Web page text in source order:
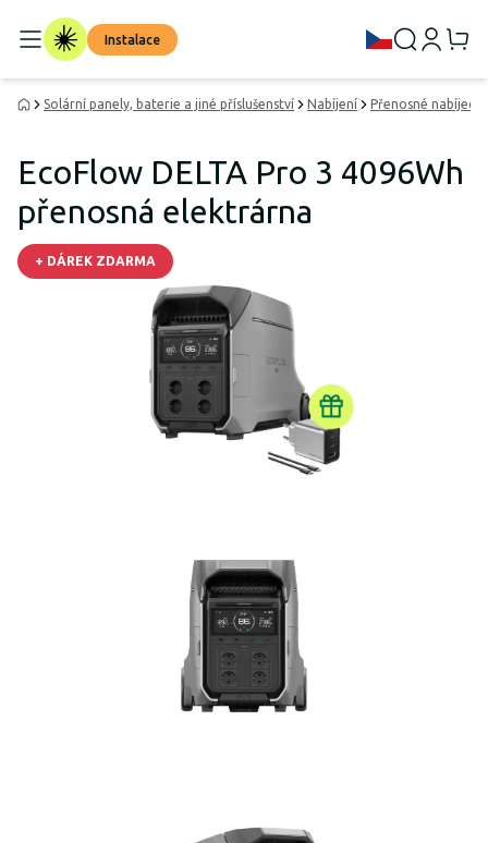
Instalace
Solární panely, baterie a jiné příslušenství Nabíjení Přenosné nabíjecí
EcoFlow DELTA Pro 3 4096Wh
přenosná elektrárna
+ DÁREK ZDARMA